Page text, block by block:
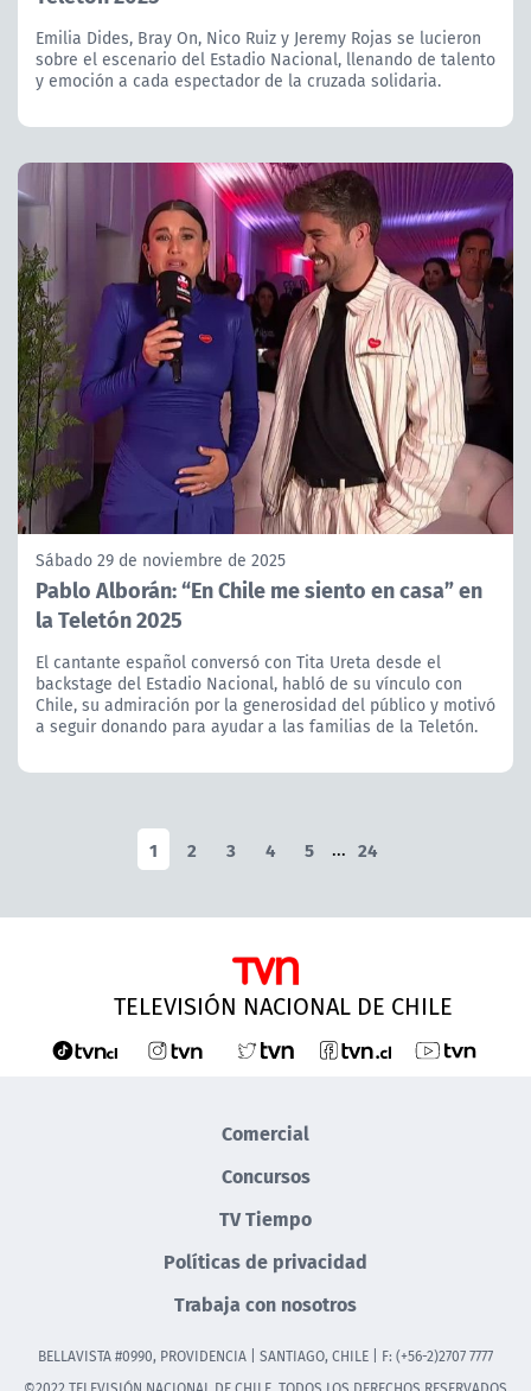
Emilia Dides, Bray On, Nico Ruiz y Jeremy Rojas se lucieron
sobre el escenario del Estadio Nacional, llenando de talento
y emoción a cada espectador de la cruzada solidaria.
Sábado 29 de noviembre de 2025
Pablo Alborán: “En Chile me siento en casa” en
la Teletón 2025
El cantante español conversó con Tita Ureta desde el
backstage del Estadio Nacional, habló de su vínculo con
Chile, su admiración por la generosidad del público y motivó
a seguir donando para ayudar a las familias de la Teletón.
1 2 3 4 5 ... 24
TELEVISIÓN NACIONAL DE CHILE
Comercial
Concursos
TV Tiempo
Políticas de privacidad
Trabaja con nosotros
BELLAVISTA #0990, PROVIDENCIA | SANTIAGO, CHILE | F: (+56-2)2707 7777